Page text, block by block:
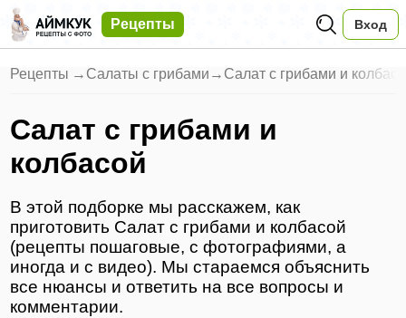
Рецепты Вход
Рецепты → Салаты с грибами → Салат с грибами и
Салат с грибами и
колбасой
В этой подборке мы расскажем, как
приготовить Салат с грибами и колбасой
(рецепты пошаговые, с фотографиями, а
иногда и с видео). Мы стараемся объяснить
все нюансы и ответить на все вопросы и
комментарии.